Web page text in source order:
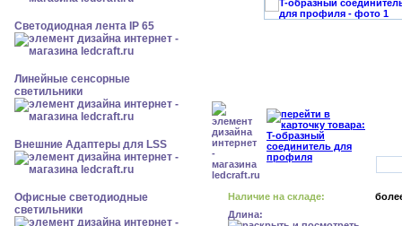
Светодиодная лента IP 65
Линейные сенсорные
светильники
Внешние Адаптеры для LSS
Офисные светодиодные
светильники
Наличие на складе:
Длина: